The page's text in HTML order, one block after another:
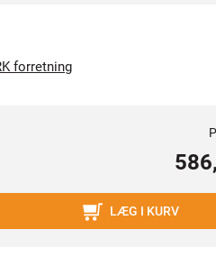
forretning
LÆG I KURV